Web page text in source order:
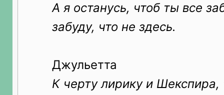
А я останусь, чтоб ты все
забуду, что не здесь.
Джульетта
К черту лирику и Шекспира,